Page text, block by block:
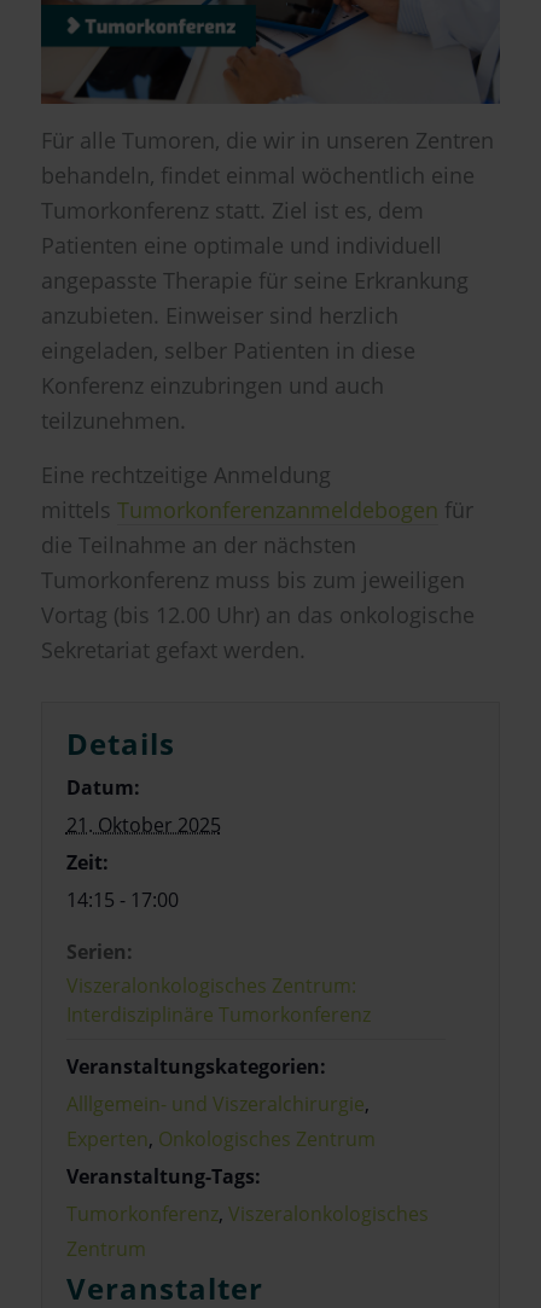
Für alle Tumoren, die wir in unseren Zentren
behandeln, findet einmal wöchentlich eine
Tumorkonferenz statt. Ziel ist es, dem
Patienten eine optimale und individuell
angepasste Therapie für seine Erkrankung
anzubieten. Einweiser sind herzlich
eingeladen, selber Patienten in diese
Konferenz einzubringen und auch
teilzunehmen.
Eine rechtzeitige Anmeldung
mittels Tumorkonferenzanmeldebogen für
die Teilnahme an der nächsten
Tumorkonferenz muss bis zum jeweiligen
Vortag (bis 12.00 Uhr) an das onkologische
Sekretariat gefaxt werden.
Details
Datum:
21. Oktober 2025
Zeit:
14:15 - 17:00
Serien:
Viszeralonkologisches Zentrum:
Interdisziplinäre Tumorkonferenz
Veranstaltungskategorien:
Alllgemein- und Viszeralchirurgie,
Experten, Onkologisches Zentrum
Veranstaltung-Tags:
Tumorkonferenz, Viszeralonkologisches
Zentrum
Veranstalter